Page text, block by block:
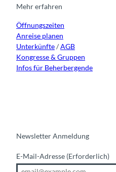
r
m
o
e
Mehr erfahren
Öffnungszeiten
Anreise planen
Unterkünfte/AGB
Kongresse & Gruppen
Infos für Beherbergende
Newsletter Anmeldung
E-Mail-Adresse (Erforderlich)